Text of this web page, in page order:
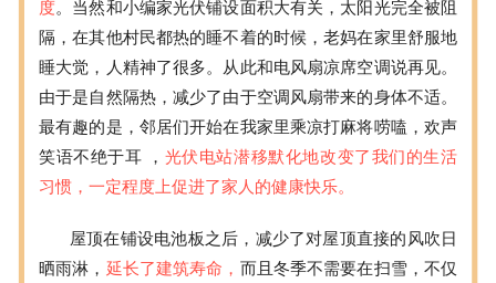
度。当然和小编家光伏铺设面积大有关，太阳光完全被阻
隔，在其他村民都热的睡不着的时候，老妈在家里舒服地
睡大觉，人精神了很多。从此和电风扇凉席空调说再见。
由于是自然隔热，减少了由于空调风扇带来的身体不适。
最有趣的是，邻居们开始在我家里乘凉打麻将唠嗑，欢声
笑语不绝于耳 ， 光伏电站潜移默化地改变了我们的生活
习惯，一定程度上促进了家人的健康快乐。
屋顶在铺设电池板之后，减少了对屋顶直接的风吹日
晒雨淋， 延长了建筑寿命， 而且冬季不需要在扫雪，不仅